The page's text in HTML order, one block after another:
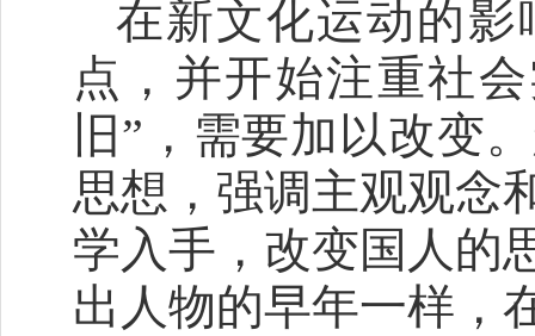
在新文化运动的影
点，并开始注重社
旧”，需要加以改变
思想，强调主观观念
学入手，改变国人的
出人物的早年一样，